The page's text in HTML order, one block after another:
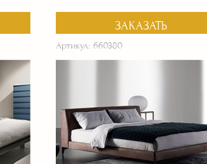
ЗАКАЗАТЬ
Артикул: 660380